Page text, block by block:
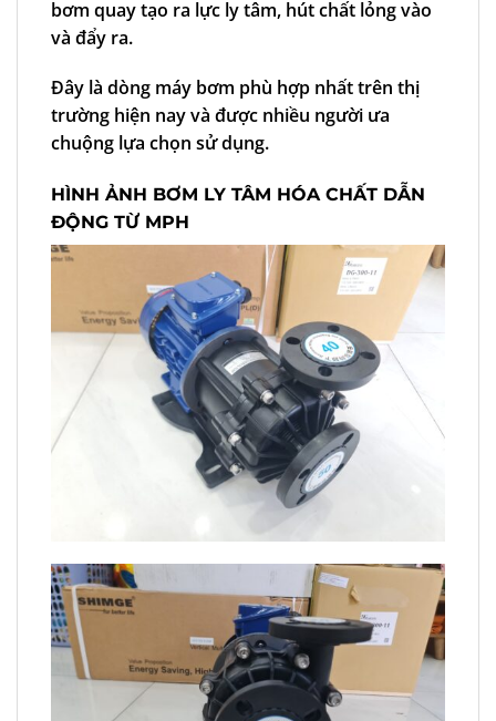
bơm quay tạo ra lực ly tâm, hút chất lỏng vào
và đẩy ra.
Đây là dòng máy bơm phù hợp nhất trên thị
trường hiện nay và được nhiều người ưa
chuộng lựa chọn sử dụng.
HÌNH ẢNH BƠM LY TÂM HÓA CHẤT DẪN
ĐỘNG TỪ MPH